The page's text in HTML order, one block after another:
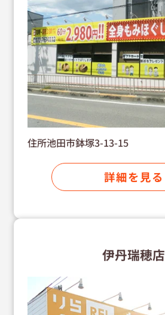
住所池田市鉢塚3-13-15
詳細を見る
伊丹瑞穂店